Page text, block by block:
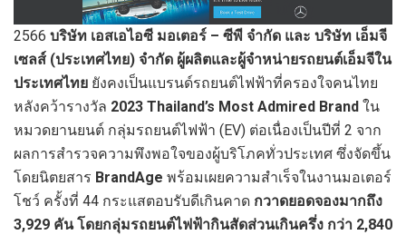
2566 บริษัท เอสเอไอซี มอเตอร์ – ซีพี จำกัด และ บริษัท เอ็มจี
เซลส์ (ประเทศไทย) จำกัด ผู้ผลิตและผู้จำหน่ายรถยนต์เอ็มจีใน
ประเทศไทย ยังคงเป็นแบรนด์รถยนต์ไฟฟ้าที่ครองใจคนไทย
หลังคว้ารางวัล 2023 Thailand’s Most Admired Brand ใน
หมวดยานยนต์ กลุ่มรถยนต์ไฟฟ้า (EV) ต่อเนื่องเป็นปีที่ 2 จาก
ผลการสำรวจความพึงพอใจของผู้บริโภคทั่วประเทศ ซึ่งจัดขึ้น
โดยนิตยสาร BrandAge พร้อมเผยความสำเร็จในงานมอเตอร์
โชว์ ครั้งที่ 44 กระแสตอบรับดีเกินคาด กวาดยอดจองมากถึง
3,929 คัน โดยกลุ่มรถยนต์ไฟฟ้ากินสัดส่วนเกินครึ่ง กว่า 2,840